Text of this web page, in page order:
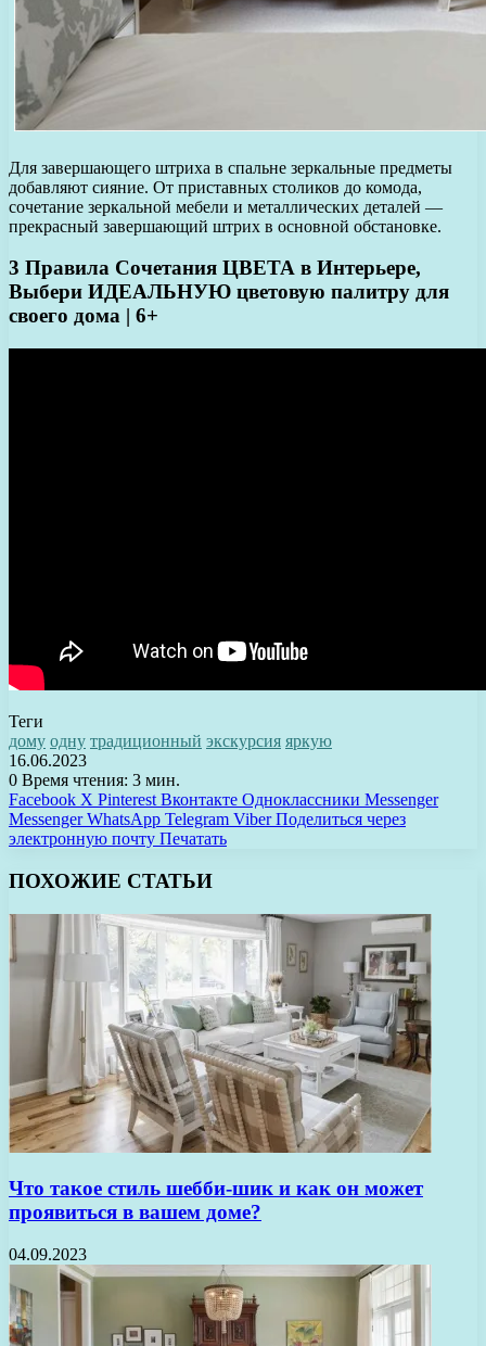
Для завершающего штриха в спальне зеркальные предметы
добавляют сияние. От приставных столиков до комода,
сочетание зеркальной мебели и металлических деталей —
прекрасный завершающий штрих в основной обстановке.
3 Правила Сочетания ЦВЕТА в Интерьере,
Выбери ИДЕАЛЬНУЮ цветовую палитру для
своего дома | 6+
Теги
дому одну традиционный экскурсия яркую
16.06.2023
0 Время чтения: 3 мин.
Facebook X Pinterest Вконтакте Одноклассники Messenger
Messenger WhatsApp Telegram Viber Поделиться через
электронную почту Печатать
ПОХОЖИЕ СТАТЬИ
Что такое стиль шебби-шик и как он может
проявиться в вашем доме?
04.09.2023